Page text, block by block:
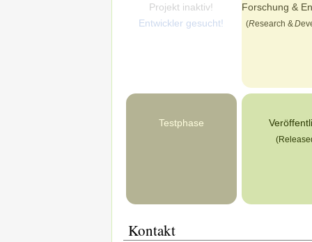
Projekt inaktiv!
Entwickler gesucht!
Forschung &
(Research &D
Testphase
Kontakt